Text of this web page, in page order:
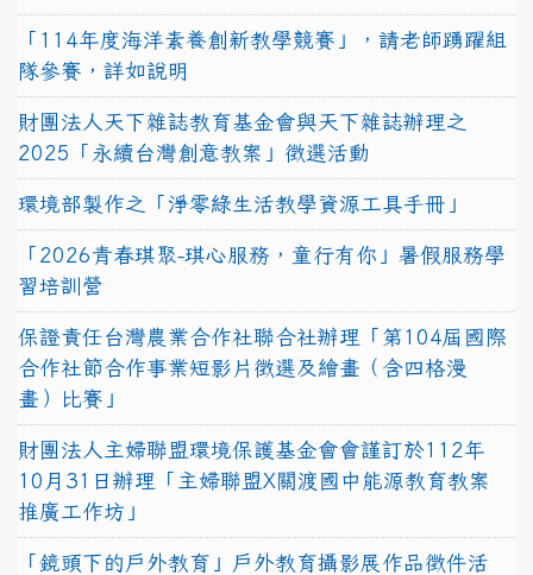
「114年度海洋素養創新教學競賽」，請老師踴躍組
隊參賽，詳如說明
財團法人天下雜誌教育基金會與天下雜誌辦理之
2025「永續台灣創意教案」徵選活動
環境部製作之「淨零綠生活教學資源工具手冊」
「2026青春琪聚-琪心服務，童行有你」暑假服務學
習培訓營
保證責任台灣農業合作社聯合社辦理「第104屆國際
合作社節合作事業短影片徵選及繪畫（含四格漫
畫）比賽」
財團法人主婦聯盟環境保護基金會會謹訂於112年
10月31日辦理「主婦聯盟X關渡國中能源教育教案
推廣工作坊」
「鏡頭下的戶外教育」戶外教育攝影展作品徵件活